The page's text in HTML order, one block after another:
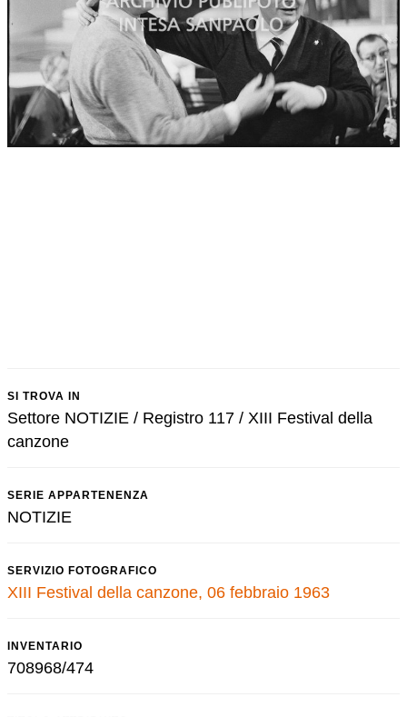
SI TROVA IN
Settore NOTIZIE / Registro 117 / XIII Festival della
canzone
SERIE APPARTENENZA
NOTIZIE
SERVIZIO FOTOGRAFICO
XIII Festival della canzone, 06 febbraio 1963
INVENTARIO
708968/474